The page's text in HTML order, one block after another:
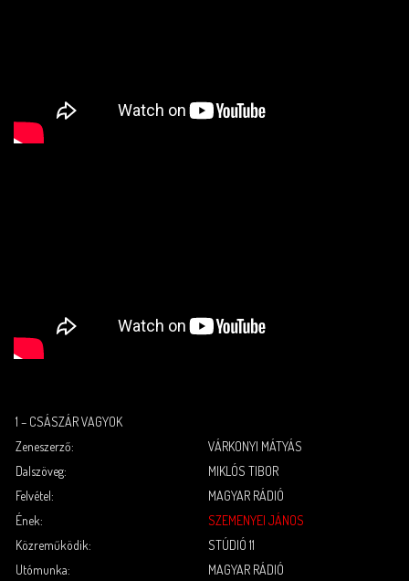
1 – CSÁSZÁR VAGYOK
Zeneszerző:
VÁRKONYI MÁTYÁS
Dalszöveg:
MIKLÓS TIBOR
Felvétel:
MAGYAR RÁDIÓ
Ének:
SZEMENYEI JÁNOS
Közreműködik:
STÚDIÓ 11
Utómunka:
MAGYAR RÁDIÓ